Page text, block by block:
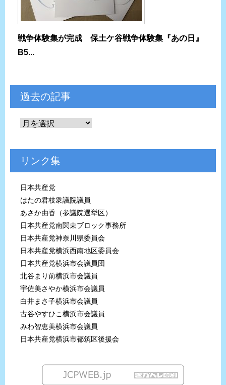
戦争体験集が完成 保土ケ谷戦争体験集『あの日』
B5...
過去の記事
リンク集
日本共産党
はたの君枝衆議院議員
あさか由香（参議院選挙区）
日本共産党南関東ブロック事務所
日本共産党神奈川県委員会
日本共産党横浜西南地区委員会
日本共産党横浜市会議員団
北谷まり前横浜市会議員
宇佐美さやか横浜市会議員
白井まさ子横浜市会議員
古谷やすひこ横浜市会議員
みわ智恵美横浜市会議員
日本共産党横浜市都筑区後援会